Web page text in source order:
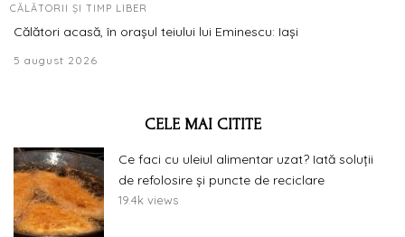
CĂLĂTORII ȘI TIMP LIBER
Călători acasă, în orașul teiului lui Eminescu: Iași
5 august 2026
CELE MAI CITITE
Ce faci cu uleiul alimentar uzat? Iată soluții
de refolosire și puncte de reciclare
19.4k views